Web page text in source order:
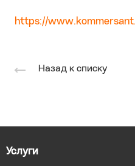
https://
Назад к списку
Услуги